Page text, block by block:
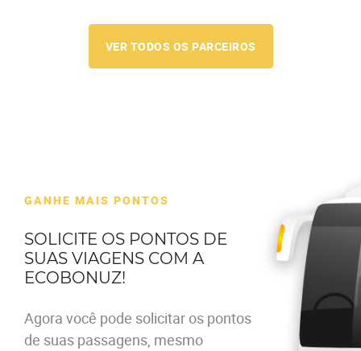
VER TODOS OS PARCEIROS
GANHE MAIS PONTOS
SOLICITE OS PONTOS DE
SUAS VIAGENS COM A
ECOBONUZ!
Agora você pode solicitar os pontos
de suas passagens, mesmo